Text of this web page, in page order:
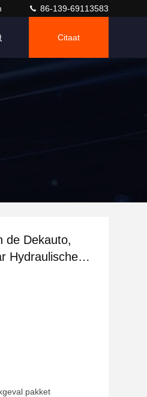
86-139-69113583
Citaat
de Dekauto,
Hydraulische
pakket